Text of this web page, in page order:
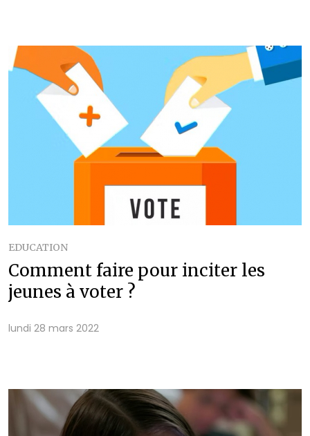
EDUCATION
Comment faire pour inciter les
jeunes à voter ?
lundi 28 mars 2022